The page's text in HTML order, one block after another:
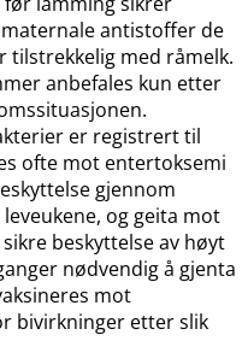
antistoffer de
tilstrekkelig med råmelk.
anbefales kun etter
er registrert til
ofte mot entertoksemi
gjennom
og geita mot
beskyttelse av høyt
nødvendig å gjenta
mot
bivirkninger etter slik